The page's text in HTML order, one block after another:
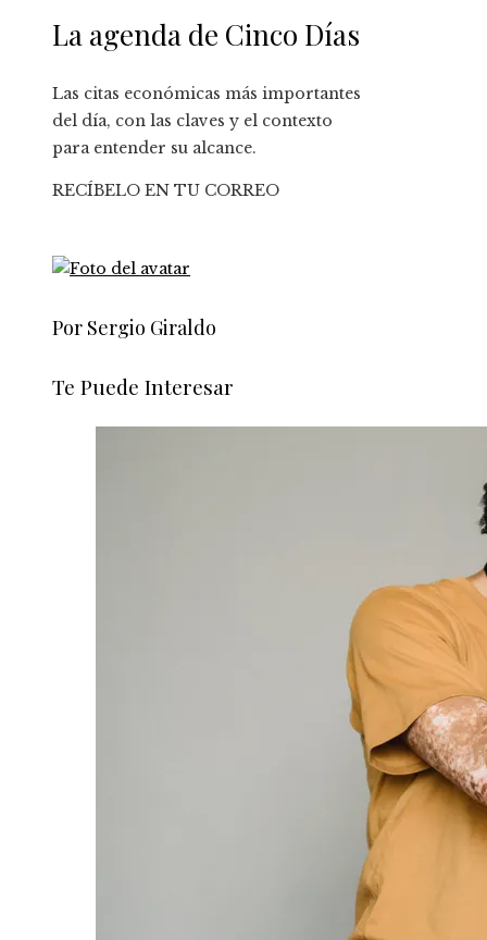
La agenda de Cinco Días
Las citas económicas más importantes
del día, con las claves y el contexto
para entender su alcance.
RECÍBELO EN TU CORREO
Por Sergio Giraldo
Te Puede Interesar